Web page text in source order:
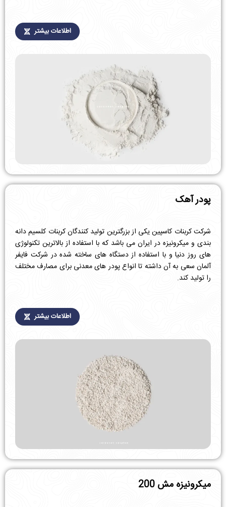
اطلاعات بیشتر
پودر آهک
شرکت کربنات کاسپین یکی از بزرگترین تولید کنندگان کربنات کلسیم دانه
بندی و میکرونیزه در ایران می باشد که با استفاده از بالاترین تکنولوژی
های روز دنیا و با استفاده از دستگاه های ساخته شده در شرکت فایفر
آلمان سعی به آن داشته تا انواع پودر های معدنی برای مصارف مختلف
را تولید کند.
اطلاعات بیشتر
میکرونیزه مش 200